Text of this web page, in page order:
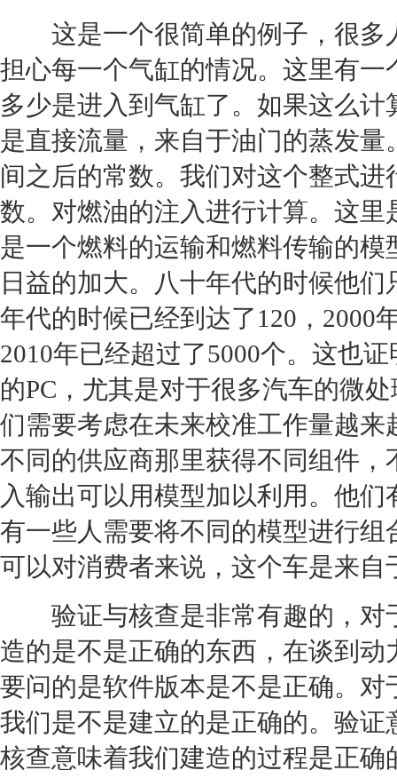
这是一个很简单的例子，很多
担心每一个气缸的情况。这里有
多少是进入到气缸了。如果这么
是直接流量，来自于油门的蒸发
间之后的常数。我们对这个整式
数。对燃油的注入进行计算。这
是一个燃料的运输和燃料传输的
日益的加大。八十年代的时候他
年代的时候已经到达了120，2000
2010年已经超过了5000个。这也
的PC，尤其是对于很多汽车的微
们需要考虑在未来校准工作量越
不同的供应商那里获得不同组件
入输出可以用模型加以利用。他
有一些人需要将不同的模型进行
可以对消费者来说，这个车是来
验证与核查是非常有趣的，对
造的是不是正确的东西，在谈到
要问的是软件版本是不是正确。
我们是不是建立的是正确的。验
核查意味着我们建造的过程是正